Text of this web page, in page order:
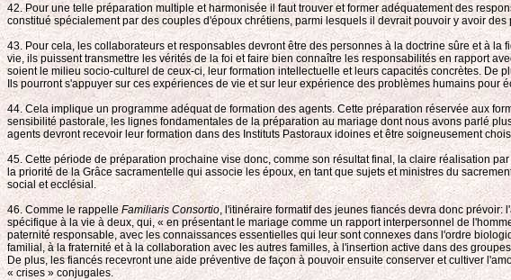
42. Pour une telle préparation multiple et harmonisée il faut trouver et former adéquatement des
constitué spécialement par des couples d'époux chrétiens, parmi lesquels il devrait pouvoir y avoir
43. Pour cela, les collaborateurs et responsables devront être des personnes à la doctrine sûre et à
vie, ils puissent transmettre les vérités de la foi et faire bien connaître les responsabilités en rapport
soient le milieu socio-culturel de ceux-ci, leur formation intellectuelle et leurs capacités concrètes.
Ils pourront s'appuyer sur ces expériences de vie et sur leur expérience des problèmes humains pour
44. Cela implique un programme adéquat de formation des agents. Cette préparation réservée aux
sensibilité pastorale, les lignes fondamentales de la préparation au mariage dont nous avons parlé
agents devront recevoir leur formation dans des Instituts Pastoraux idoines et être soigneusement
45. Cette période de préparation prochaine vise donc, comme son résultat final, la claire réalisation
la priorité de la Grâce sacramentelle qui associe les époux, en tant que sujets et ministres du
social et ecclésial.
46. Comme le rappelle Familiaris Consortio, l'itinéraire formatif des jeunes fiancés devra donc
spécifique à la vie à deux, qui, « en présentant le mariage comme un rapport interpersonnel de
paternité responsable, avec les connaissances essentielles qui leur sont connexes dans l'ordre
familial, à la fraternité et à la collaboration avec les autres familles, à l'insertion active dans des
De plus, les fiancés recevront une aide préventive de façon à pouvoir ensuite conserver et cultiver
« crises » conjugales.